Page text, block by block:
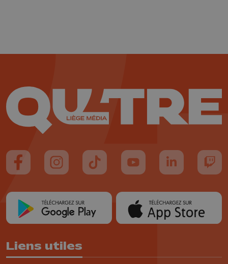
Suivez-nous sur FaceBook
Suivez-nous sur Instagram
Suivez-nous sur TikTok
Suivez-nous sur YouTube
Suivez-nous
Liens utiles